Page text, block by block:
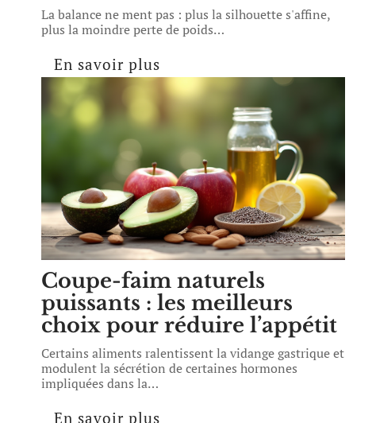
La balance ne ment pas : plus la silhouette s'affine,
plus la moindre perte de poids…
En savoir plus
Coupe-faim naturels
puissants : les meilleurs
choix pour réduire l’appétit
Certains aliments ralentissent la vidange gastrique et
modulent la sécrétion de certaines hormones
impliquées dans la…
En savoir plus